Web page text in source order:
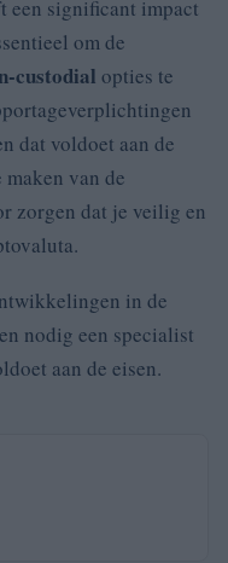
een significant impact
om de
custodial opties te
dat voldoet aan de
van de
zorgen dat je veilig en
in de
nodig een specialist
aan de eisen.